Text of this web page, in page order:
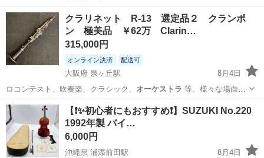
クラリネット R-13 選定品２ クランポ
ン 極美品 ￥62万 Clarin…
315,000円
オンライン決済 配送可
大阪府 泉ヶ丘駅
8月4日
ロコンテスト、吹奏楽、クラシック、 オーケストラ 等、様々な場面
で、存在感を発揮…
大阪 堺市 泉ヶ丘駅 管楽器、笛、ハーモニカ
クラリネット
【❗️✨初心者にもおすすめ❗️】SUZUKI No.220
1992年製 バイ…
6,000円
沖縄県 浦添前田駅 8月4日